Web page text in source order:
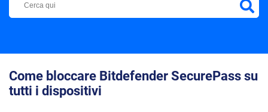
Come bloccare Bitdefender SecurePass su
tutti i dispositivi